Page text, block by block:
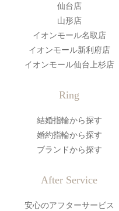
仙台店
山形店
イオンモール名取店
イオンモール新利府店
イオンモール仙台上杉店
Ring
結婚指輪から探す
婚約指輪から探す
ブランドから探す
After Service
安心のアフターサービス